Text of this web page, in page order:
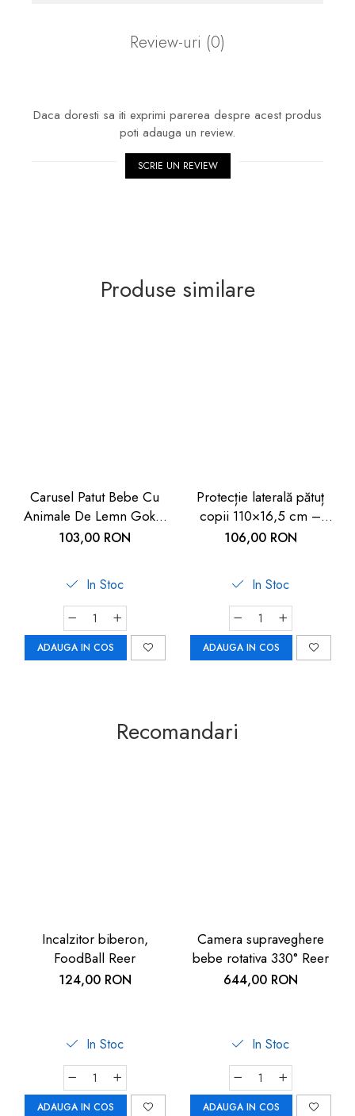
Review-uri (0)
Daca doresti sa iti exprimi parerea despre acest produs
poti adauga un review.
SCRIE UN REVIEW
Produse similare
Carusel Patut Bebe Cu
Animale De Lemn Goki |
Carboysafety
103,00 RON
In Stoc
ADAUGA IN COS
Protecție laterală pătuț
copii 110×16,5 cm –
Protecție sigură pentru
106,00 RON
In Stoc
ADAUGA IN COS
Recomandari
Incalzitor biberon,
FoodBall Reer
124,00 RON
In Stoc
ADAUGA IN COS
Camera supraveghere
bebe rotativa 330° Reer
644,00 RON
In Stoc
ADAUGA IN COS